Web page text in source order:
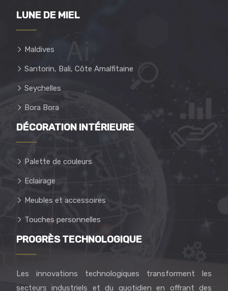
LUNE DE MIEL
Maldives
Santorin, Bali, Côte Amalfitaine
Seychelles
Bora Bora
DÉCORATION INTÉRIEURE
Palette de couleurs
Eclairage
Meubles et accessoires
Touches personnelles
PROGRÈS TECHNOLOGIQUE
Les innovations technologiques transforment les
secteurs industriels et du quotidien en offrant des